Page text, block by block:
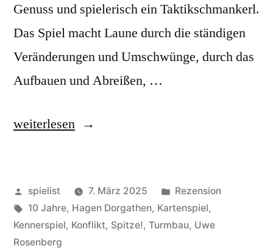
Genuss und spielerisch ein Taktikschmankerl.
Das Spiel macht Laune durch die ständigen
Veränderungen und Umschwünge, durch das
Aufbauen und Abreißen, …
„Babel:
und
Ab!“
weiterlesen
Veröffentlicht
von
spielist 7. März 2025
Veröffentlicht
in
Rezension
Schlagwörter:
10 Jahre, Hagen Dorgathen, Kartenspiel,
Kennerspiel, Konflikt, Spitze!, Turmbau, Uwe
Rosenberg